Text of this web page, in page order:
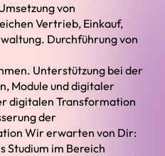
von
Vertrieb, Einkauf,
Durchführung von
Unterstützung bei der
Module und digitaler
digitalen Transformation
der
Wir erwarten von Dir:
Studium im Bereich